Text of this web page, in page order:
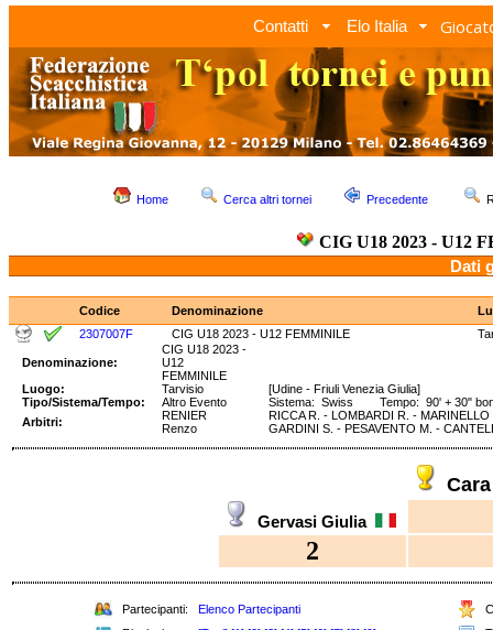
Contatti Elo Italia
Home Cerca altri tornei Precedente
CIG U18 2023 - U12
Dati
Codice Denominazione
2307007F
CIG U18 2023 - U12 FEMMINILE
Denominazione:
CIG U18 2023 -
U12
FEMMINILE
Luogo:
Tarvisio
[Udine - Friuli Venezia Giulia]
Tipo/Sistema/Tempo:
Altro Evento
Sistema: Swiss Tempo: 90' + 30"
Arbitri:
RENIER
Renzo
RICCA R. - LOMBARDI R. -
GARDINI S. - PESAVENTO M. -
Gervasi Giulia
2
Partecipanti: Elenco Partecipanti